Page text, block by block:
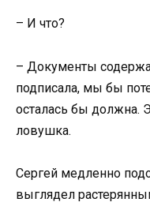
– И что?
– Документы
подписала, мы бы
осталась бы должна.
ловушка.
Сергей медленно
выглядел